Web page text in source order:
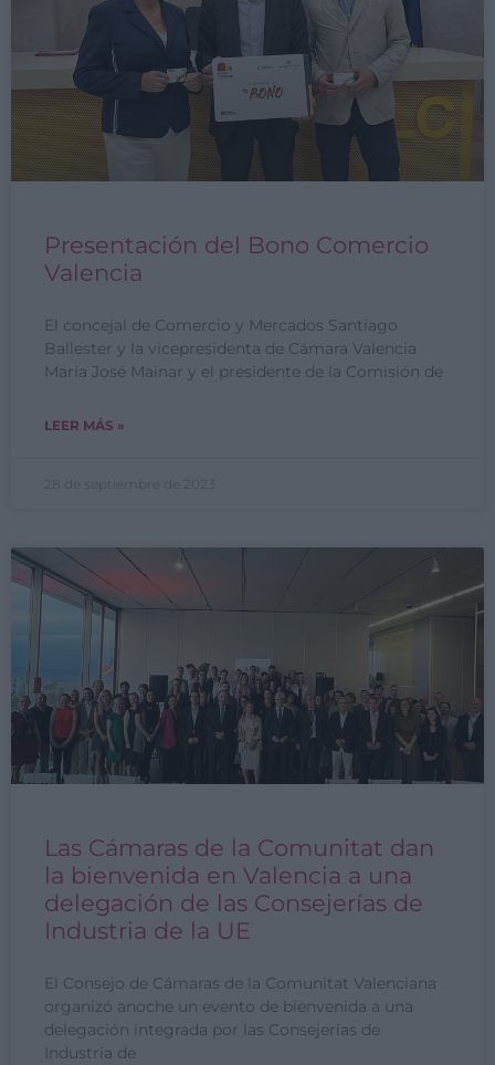
Presentación del Bono Comercio
Valencia
El concejal de Comercio y Mercados Santiago
Ballester y la vicepresidenta de Cámara Valencia
María José Mainar y el presidente de la Comisión de
LEER MÁS »
Las Cámaras de la Comunitat dan
la bienvenida en Valencia a una
delegación de las Consejerías de
Industria de la UE
El Consejo de Cámaras de la Comunitat Valenciana
organizó anoche un evento de bienvenida a una
delegación integrada por las Consejerías de
Industria de